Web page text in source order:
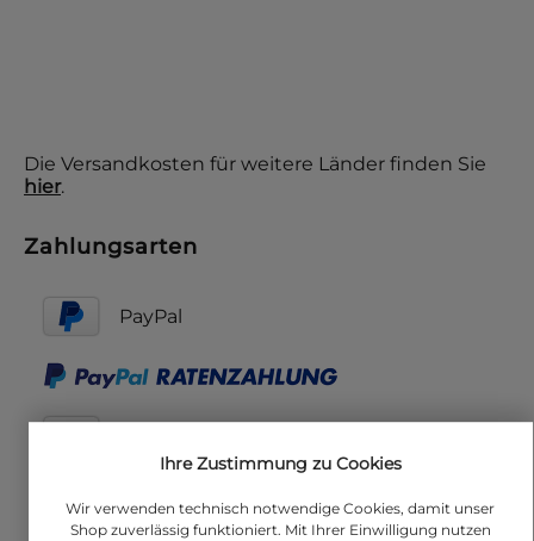
Die Versandkosten für weitere Länder finden Sie
hier.
Zahlungsarten
PayPal
Visa
Ihre Zustimmung zu Cookies
Wir verwenden technisch notwendige Cookies, damit unser
Shop zuverlässig funktioniert. Mit Ihrer Einwilligung nutzen